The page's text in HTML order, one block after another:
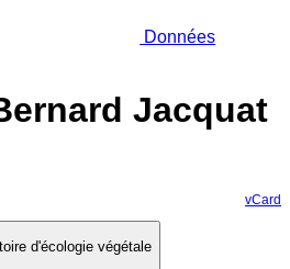
Données
Jacquat
vCard
d'écologie végétale